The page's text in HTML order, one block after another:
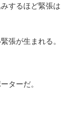
するほど緊張は
張が生まれる。
ターだ。